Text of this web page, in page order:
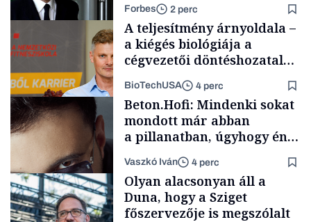
Politika
Forbes 2 perc
Content Lab HUB
A teljesítmény árnyoldala –
a kiégés biológiája a
cégvezetői döntéshozatal
BioTechUSA 4 perc
Beton.Hofi: Mindenki sokat
mondott már abban
a pillanatban, úgyhogy én
a legsarkosabb
gondolataimat akartam
kimondani
Vaszkó Iván 4 perc
Olyan alacsonyan áll a
Duna, hogy a Sziget
főszervezője is megszólalt